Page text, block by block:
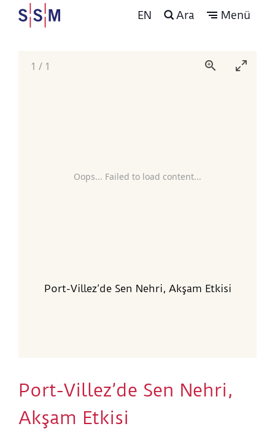
EN Ara Menü
Oops... Failed to load content...
1 / 1
Port-Villez’de Sen Nehri, Akşam Etkisi
Port-Villez’de Sen Nehri,
Akşam Etkisi